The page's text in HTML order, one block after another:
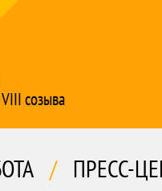
созыва
/ ПРЕСС-